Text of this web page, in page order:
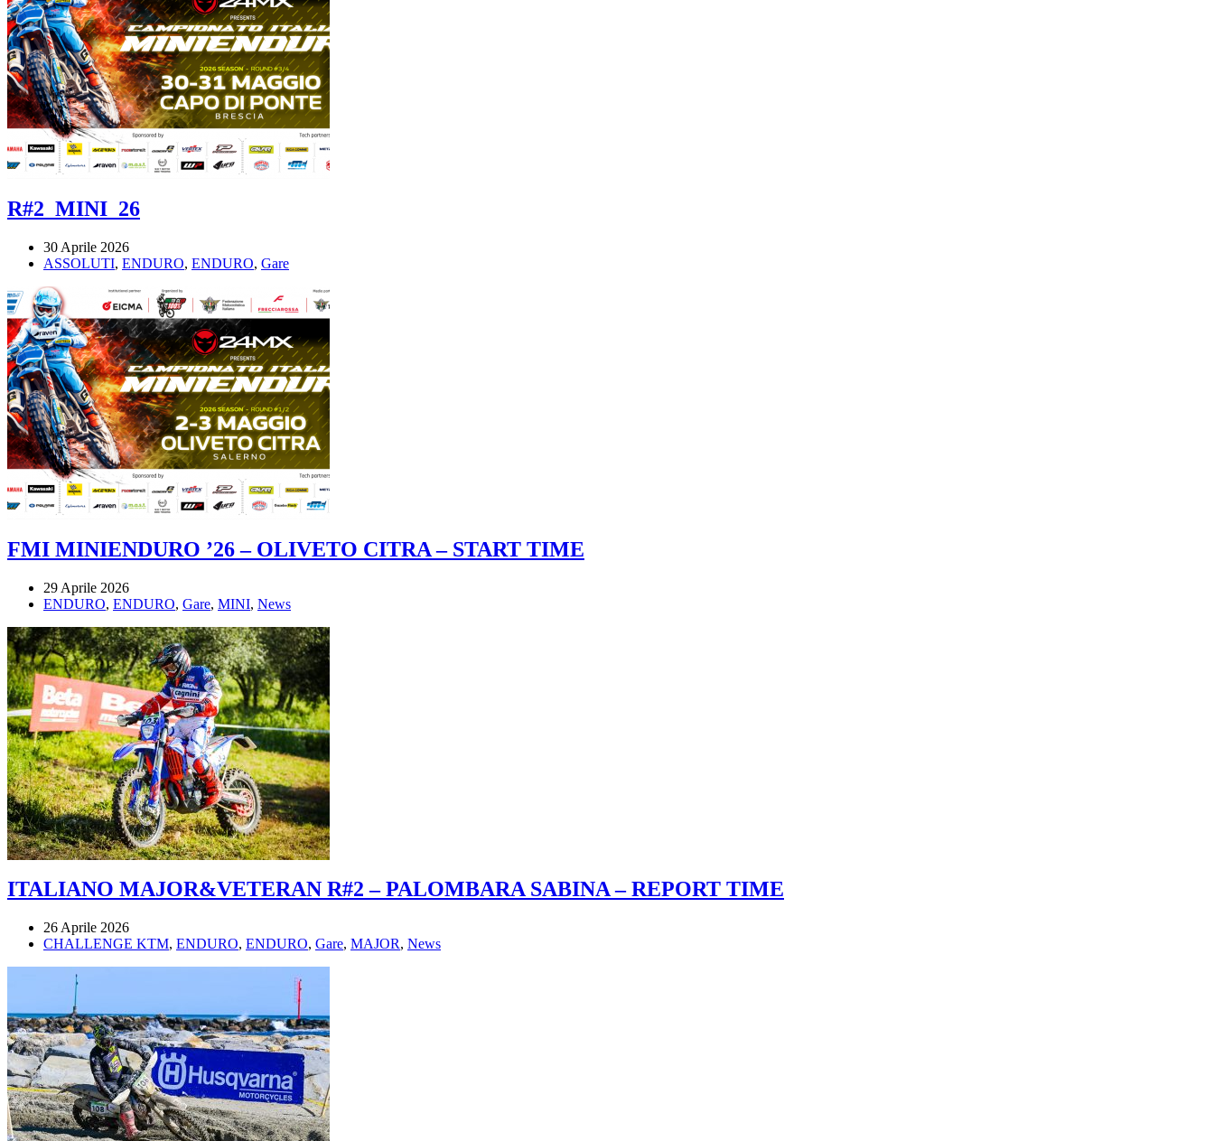
R#2_MINI_26
30 Aprile 2026
ASSOLUTI, ENDURO, ENDURO, Gare
FMI MINIENDURO ’26 – OLIVETO CITRA – START TIME
29 Aprile 2026
ENDURO, ENDURO, Gare, MINI, News
ITALIANO MAJOR&VETERAN R#2 – PALOMBARA SABINA – REPORT TIME
26 Aprile 2026
CHALLENGE KTM, ENDURO, ENDURO, Gare, MAJOR, News